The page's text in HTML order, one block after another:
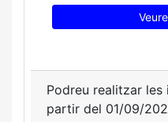
Podreu realitzar
partir del 01/09/